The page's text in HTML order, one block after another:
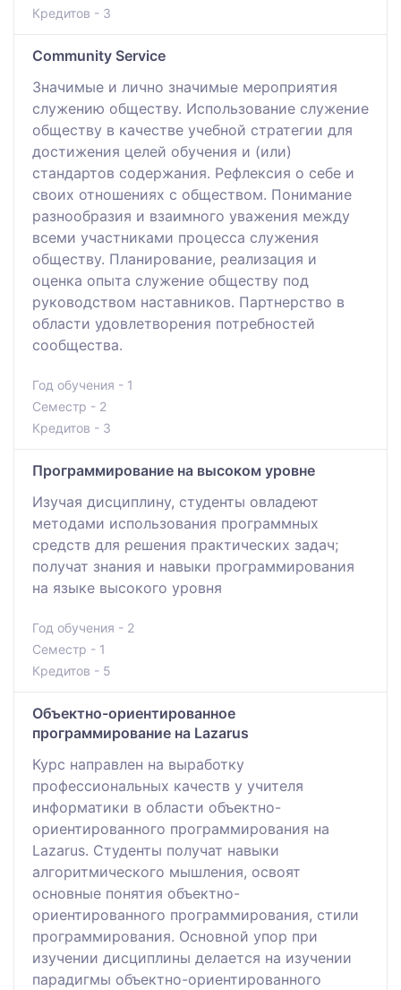
Кредитов - 3
Community Service
Значимые и лично значимые мероприятия
служению обществу. Использование служение
обществу в качестве учебной стратегии для
достижения целей обучения и (или)
стандартов содержания. Рефлексия о себе и
своих отношениях с обществом. Понимание
разнообразия и взаимного уважения между
всеми участниками процесса служения
обществу. Планирование, реализация и
оценка опыта служение обществу под
руководством наставников. Партнерство в
области удовлетворения потребностей
сообщества.
Год обучения - 1
Семестр - 2
Кредитов - 3
Программирование на высоком уровне
Изучая дисциплину, студенты овладеют
методами использования программных
средств для решения практических задач;
получат знания и навыки программирования
на языке высокого уровня
Год обучения - 2
Семестр - 1
Кредитов - 5
Объектно-ориентированное
программирование на Lazarus
Курс направлен на выработку
профессиональных качеств у учителя
информатики в области объектно-
ориентированного программирования на
Lazarus. Студенты получат навыки
алгоритмического мышления, освоят
основные понятия объектно-
ориентированного программирования, стили
программирования. Основной упор при
изучении дисциплины делается на изучении
парадигмы объектно-ориентированного